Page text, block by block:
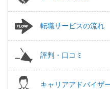
転職サービスの流れ
評判・口コミ
キャリアアドバイザ